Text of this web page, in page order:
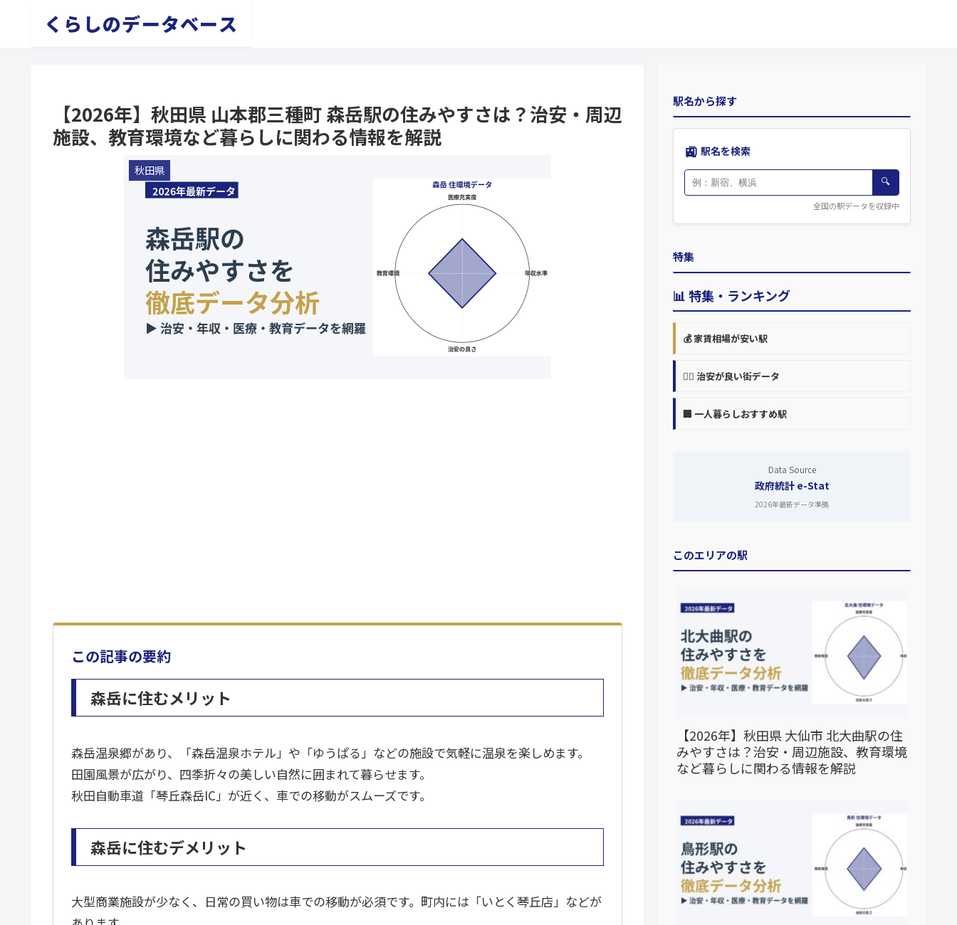
くらしのデータベース
【2026年】秋田県 山本郡三種町 森岳駅の住みやすさは？治安・周辺
施設、教育環境など暮らしに関わる情報を解説
秋田県
この記事の要約
森岳に住むメリット
森岳温泉郷があり、「森岳温泉ホテル」や「ゆうぱる」などの施設で気軽に温泉を楽しめます。
田園風景が広がり、四季折々の美しい自然に囲まれて暮らせます。
秋田自動車道「琴丘森岳IC」が近く、車での移動がスムーズです。
森岳に住むデメリット
大型商業施設が少なく、日常の買い物は車での移動が必須です。町内には「いとく琴丘店」などが
駅名から探す
🚉 駅名を検索
🔍
全国の駅データを収録中
特集
📊 特集・ランキング
💰 家賃相場が安い駅
👮‍♀️ 治安が良い街データ
🏢 一人暮らしおすすめ駅
Data Source
政府統計 e-Stat
2026年最新データ準拠
このエリアの駅
【2026年】秋田県 大仙市 北大曲駅の住
みやすさは？治安・周辺施設、教育環境
など暮らしに関わる情報を解説